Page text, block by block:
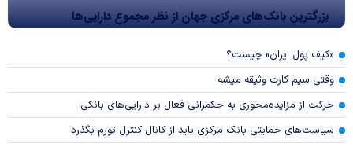
بزرگترین بانک‌های مرکزی جهان از نظر مجموع دارایی‌ها
«کیف پول ایران» چیست؟
وقتی سیم کارت وثیقه میشه
حرکت از مزایده‌محوری به حکمرانی فعال بر دارایی‌های بانکی
سیاست‌های حمایتی بانک مرکزی باید از کانال کنترل تورم بگذرد